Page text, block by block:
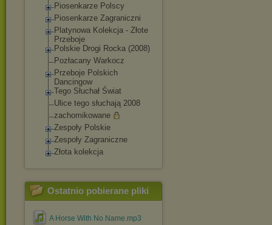
Piosenkarze Polscy
Piosenkarze Zagraniczni
Platynowa Kolekcja - Złote
Przeboje
Polskie Drogi Rocka (2008)
Pozłacany Warkocz
Przeboje Polskich
Dancingow
Tego Słuchał Świat
Ulice tego słuchają 2008
zachomikowane
Zespoły Polskie
Zespoły Zagraniczne
Złota kolekcja
Ostatnio pobierane pliki
A Horse With No Name.mp3